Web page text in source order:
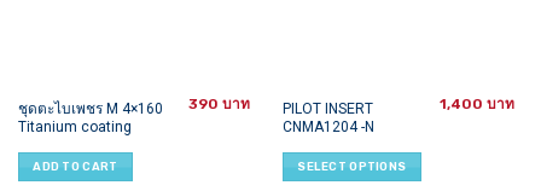
ชุดตะไบเพชร M 4×160
Titanium coating
390
ADD TO CART
PILOT INSERT
CNMA1204 -N
1,400
SELECT OPTIONS
This
product
has
multiple